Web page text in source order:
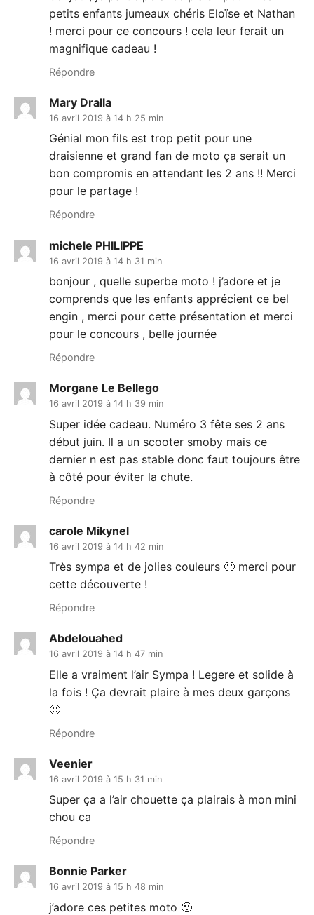
petits enfants jumeaux chéris Eloïse et Nathan
! merci pour ce concours ! cela leur ferait un
magnifique cadeau !
Répondre
Mary Dralla
16 avril 2019 à 14 h 25 min
Génial mon fils est trop petit pour une
draisienne et grand fan de moto ça serait un
bon compromis en attendant les 2 ans !! Merci
pour le partage !
Répondre
michele PHILIPPE
16 avril 2019 à 14 h 31 min
bonjour , quelle superbe moto ! j’adore et je
comprends que les enfants apprécient ce bel
engin , merci pour cette présentation et merci
pour le concours , belle journée
Répondre
Morgane Le Bellego
16 avril 2019 à 14 h 39 min
Super idée cadeau. Numéro 3 fête ses 2 ans
début juin. Il a un scooter smoby mais ce
dernier n est pas stable donc faut toujours être
à côté pour éviter la chute.
Répondre
carole Mikynel
16 avril 2019 à 14 h 42 min
Très sympa et de jolies couleurs 🙂 merci pour
cette découverte !
Répondre
Abdelouahed
16 avril 2019 à 14 h 47 min
Elle a vraiment l’air Sympa ! Legere et solide à
la fois ! Ça devrait plaire à mes deux garçons
🙂
Répondre
Veenier
16 avril 2019 à 15 h 31 min
Super ça a l’air chouette ça plairais à mon mini
chou ca
Répondre
Bonnie Parker
16 avril 2019 à 15 h 48 min
j’adore ces petites moto 🙂